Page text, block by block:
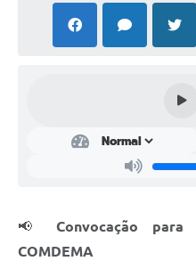
Arquivos para Download
📢Convocação
COMDEMA